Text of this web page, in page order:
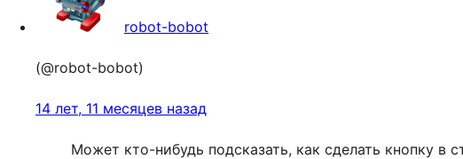
robot-bobot
(@robot-bobot)
14 лет, 11 месяцев назад
Может кто-нибудь подсказать, как сделать кнопку в